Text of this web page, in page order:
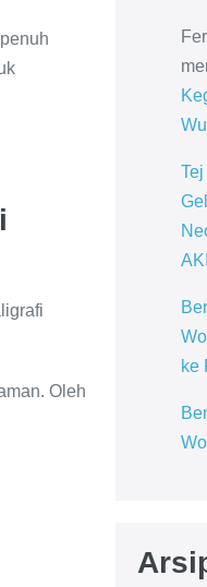
Oleh
ke